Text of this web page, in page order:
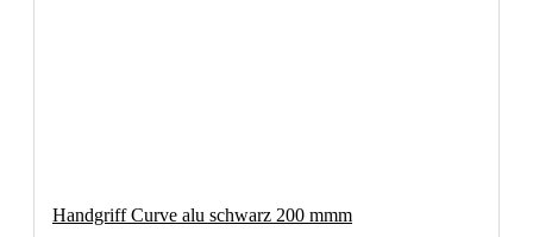
Handgriff Curve alu schwarz 200 mmm